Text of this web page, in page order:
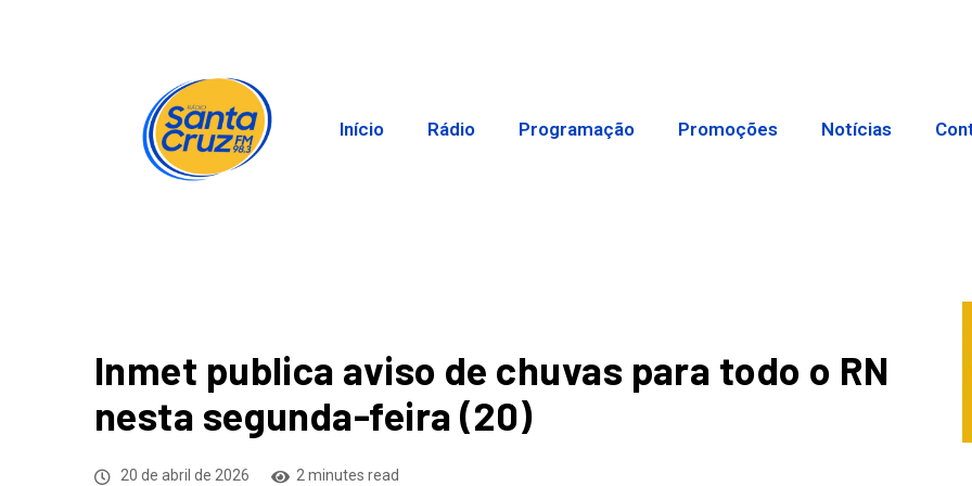
Início Rádio Programação Promoções Notícias
Inmet publica aviso de chuvas para todo o RN
nesta segunda-feira (20)
20 de abril de 2026 2 minutes read